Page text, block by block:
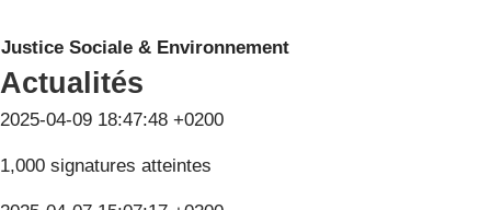
Justice Sociale & Environnement
Actualités
2025-04-09 18:47:48 +0200
1,000 signatures atteintes